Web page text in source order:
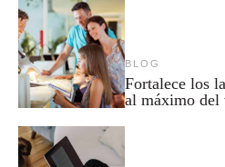
BLOG
Fortalece los
al máximo del